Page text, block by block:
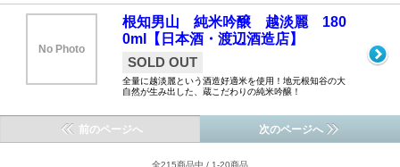
No Photo
根知男山 純米吟醸 越淡麗 180
0ml【日本酒・渡辺酒造店】
SOLD OUT
全量に越淡麗という酒造好適米を使用！地元根知谷の大
自然が生み出した、蔵こだわりの純米吟醸！
前のページへ 次のページへ
全215商品中 / 1-20商品